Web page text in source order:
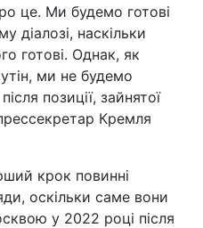
це. Ми будемо готові
діалозі, наскільки
готові. Однак, як
ми не будемо
позиції, зайнятої
Кремля
крок повинні
оскільки саме вони
у 2022 році після